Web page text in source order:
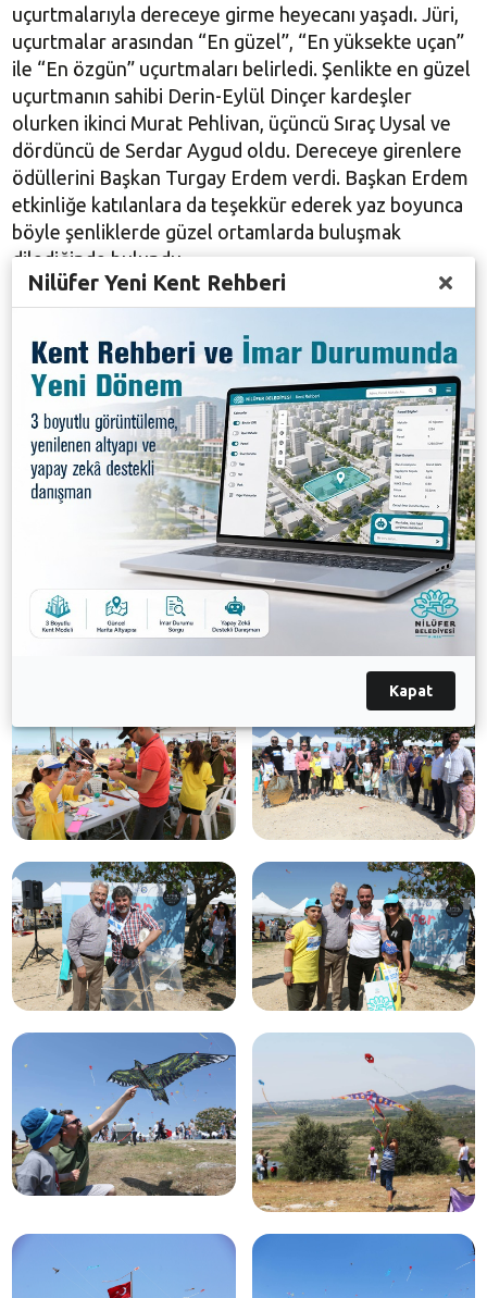
uçurtmalarıyla dereceye girme heyecanı yaşadı. Jüri,
uçurtmalar arasından “En güzel”, “En yüksekte uçan”
ile “En özgün” uçurtmaları belirledi. Şenlikte en güzel
uçurtmanın sahibi Derin-Eylül Dinçer kardeşler
olurken ikinci Murat Pehlivan, üçüncü Sıraç Uysal ve
dördüncü de Serdar Aygud oldu. Dereceye girenlere
ödüllerini Başkan Turgay Erdem verdi. Başkan Erdem
etkinliğe katılanlara da teşekkür ederek yaz boyunca
böyle şenliklerde güzel ortamlarda buluşmak
dilediğinde bulundu.
Uçurtma Şenliği’nde, öykülerinde uçurtmayı birçok
kez konu eden Yılın Yazarı Sait Faik de anılarak,
uçurtmalarla ona Gölyazı’dan selam yollandı.
Galeri
Nilüfer Yeni Kent Rehberi
Kapat